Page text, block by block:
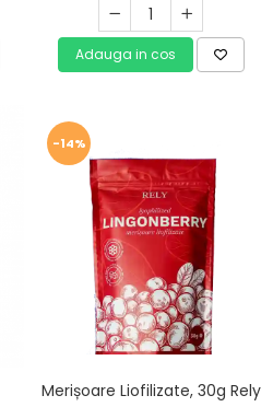
Adauga in cos
-14%
Merișoare Liofilizate, 30g Rely